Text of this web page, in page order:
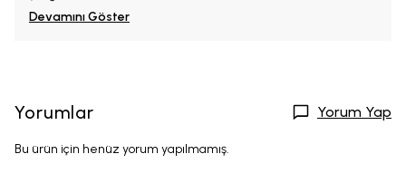
Devamını Göster
Yorumlar Yorum Yap
Bu ürün için henüz yorum yapılmamış.